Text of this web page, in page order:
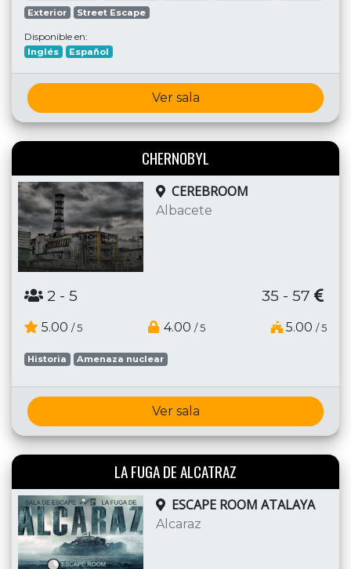
Exterior
Street Escape
Disponible en:
Inglés Español
Ver sala
CHERNOBYL
CEREBROOM
Albacete
2 - 5 35 - 57
5.00 / 5 4.00 / 5 5.00 / 5
Historia Amenaza nuclear
Ver sala
LA FUGA DE ALCATRAZ
ESCAPE ROOM ATALAYA
Alcaraz